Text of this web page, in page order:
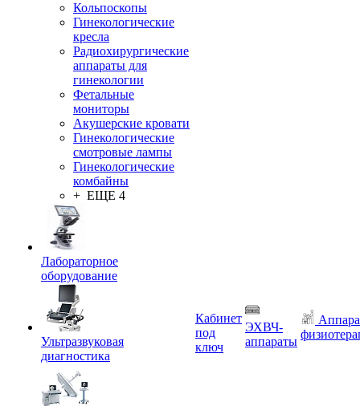
Кольпоскопы
Гинекологические
кресла
Радиохирургические
аппараты для
гинекологии
Фетальные
мониторы
Акушерские кровати
Гинекологические
смотровые лампы
Гинекологические
комбайны
+ ЕЩЕ 4
Лабораторное
оборудование
Ультразвуковая
диагностика
Кабинет
под
ключ
ЭХВЧ-
аппараты